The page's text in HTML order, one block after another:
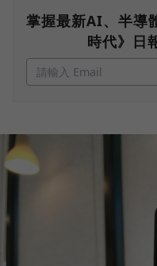
掌握最新AI、半導
時代》日